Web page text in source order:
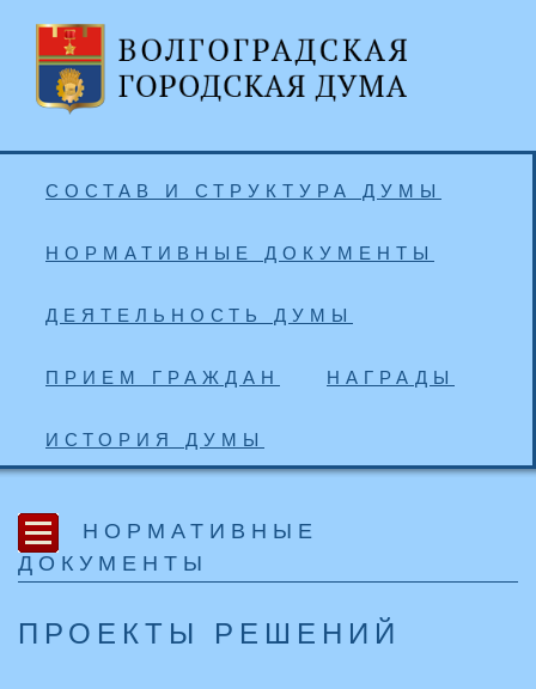
СОСТАВ И СТРУКТУРА ДУМЫ
НОРМАТИВНЫЕ ДОКУМЕНТЫ
ДЕЯТЕЛЬНОСТЬ ДУМЫ
ПРИЕМ ГРАЖДАН НАГРАДЫ
ИСТОРИЯ ДУМЫ
НОРМАТИВНЫЕ
ДОКУМЕНТЫ
ПРОЕКТЫ РЕШЕНИЙ